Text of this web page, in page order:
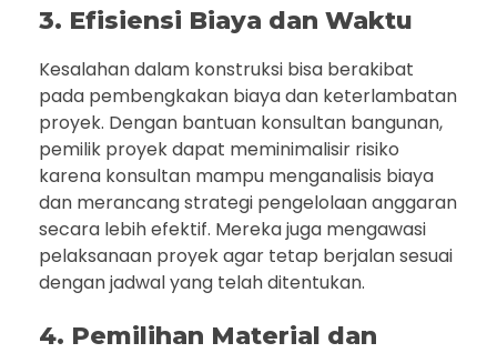
3. Efisiensi Biaya dan Waktu
Kesalahan dalam konstruksi bisa berakibat
pada pembengkakan biaya dan keterlambatan
proyek. Dengan bantuan konsultan bangunan,
pemilik proyek dapat meminimalisir risiko
karena konsultan mampu menganalisis biaya
dan merancang strategi pengelolaan anggaran
secara lebih efektif. Mereka juga mengawasi
pelaksanaan proyek agar tetap berjalan sesuai
dengan jadwal yang telah ditentukan.
4. Pemilihan Material dan